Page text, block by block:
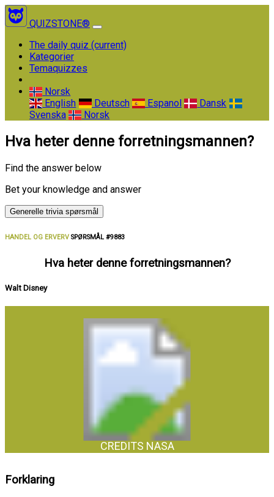
QUIZSTONE®
The daily quiz (current)
Kategorier
Temaquizzes
Norsk
English
Deutsch Espanol
Dansk
Svenska
Norsk
Hva heter denne forretningsmannen?
Find the answer below
Bet your knowledge and answer
Generelle trivia spørsmål
HANDEL OG ERVERV SPØRSMÅL #9883
Hva heter denne forretningsmannen?
Walt Disney
CREDITS NASA
Forklaring